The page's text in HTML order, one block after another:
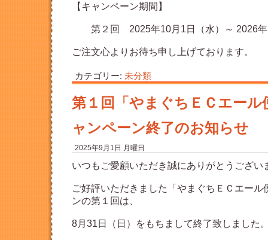
【キャンペーン期間】
第２回 2025年10月1日（水）～ 2026年
ご注文心よりお待ち申し上げております。
カテゴリー: 未分類
第１回「やまぐちＥＣエール
ャンペーン終了のお知らせ
2025年9月1日 月曜日
いつもご愛顧いただき誠にありがとうござい
ご好評いただきました「やまぐちＥＣエール
ンの第１回は、
8月31日（日）をもちまして終了致しました